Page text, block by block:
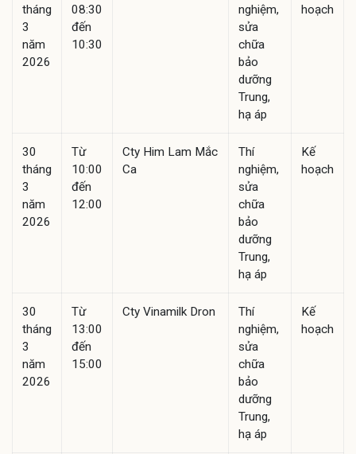
tháng
3
năm
2026
08:30
đến
10:30
nghiệm,
sửa
chữa
bảo
dưỡng
Trung,
hạ áp
hoạch
30
tháng
3
năm
2026
Từ
10:00
đến
12:00
Cty Him Lam Mắc
Ca
Thí
nghiệm,
sửa
chữa
bảo
dưỡng
Trung,
hạ áp
Kế
hoạch
30
tháng
3
năm
2026
Từ
13:00
đến
15:00
Cty Vinamilk Dron
Thí
nghiệm,
sửa
chữa
bảo
dưỡng
Trung,
hạ áp
Kế
hoạch